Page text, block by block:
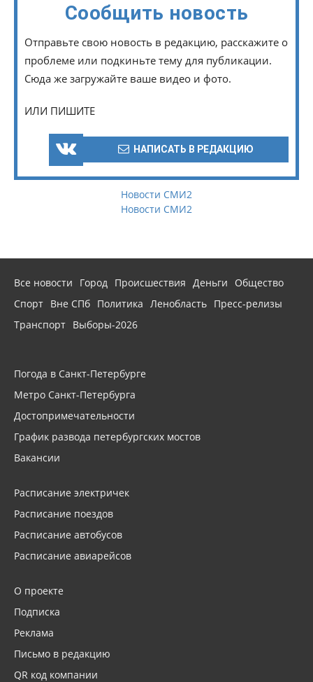
Сообщить новость
Отправьте свою новость в редакцию, расскажите о
проблеме или подкиньте тему для публикации.
Сюда же загружайте ваше видео и фото.
ИЛИ ПИШИТЕ
НАПИСАТЬ В РЕДАКЦИЮ
Новости СМИ2
Новости СМИ2
Все новости Город Происшествия Деньги
Общество
Спорт Вне СПб Политика Ленобласть Пресс-релизы
Транспорт Выборы-2026
Погода в Санкт-Петербурге
Метро Санкт-Петербурга
Достопримечательности
График развода петербургских мостов
Вакансии
Расписание электричек
Расписание поездов
Расписание автобусов
Расписание авиарейсов
О проекте
Подписка
Реклама
Письмо в редакцию
QR код компании